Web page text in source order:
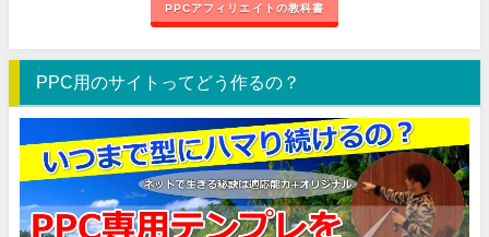
PPCアフィリエイトの教科書
PPC用のサイトってどう作るの？